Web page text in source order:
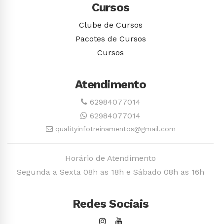
Cursos
Clube de Cursos
Pacotes de Cursos
Cursos
Atendimento
62984077014
62984077014
qualityinfotreinamentos@gmail.com
Horário de Atendimento
Segunda a Sexta 08h as 18h e Sábado 08h as 16h
Redes Sociais